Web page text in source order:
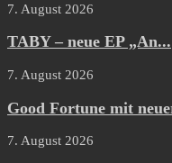
7. August 2026
TABY – neue EP „An...
7. August 2026
Good Fortune mit
7. August 2026